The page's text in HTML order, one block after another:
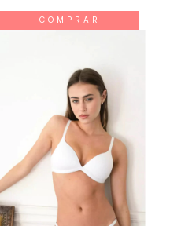
COMPRAR